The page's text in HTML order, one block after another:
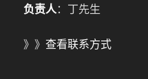
负责人：丁先生
》》 查看联系方式